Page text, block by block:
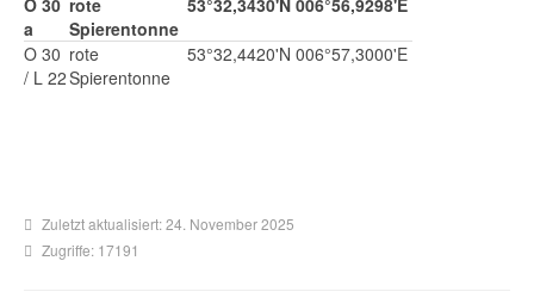
O 30
a
rote
Spierentonne
53°32,3430'N 006°56,9298'E
O 30
/ L 22
rote
Spierentonne
53°32,4420'N 006°57,3000'E
Zuletzt aktualisiert: 24. November 2025
Zugriffe: 17191